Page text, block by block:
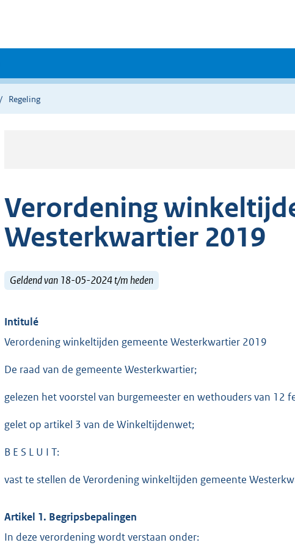
Regeling
Verordening
Westerkwartier 2019
Geldend van 18-05-2024 t/m heden
Intitulé
Verordening winkeltijden gemeente Westerkwartier 2019
De raad van de gemeente Westerkwartier;
gelezen het voorstel van burgemeester en wethouders van 12
gelet op artikel 3 van de Winkeltijdenwet;
B E S L U I T:
vast te stellen de Verordening winkeltijden gemeente
Artikel 1. Begripsbepalingen
In deze verordening wordt verstaan onder: